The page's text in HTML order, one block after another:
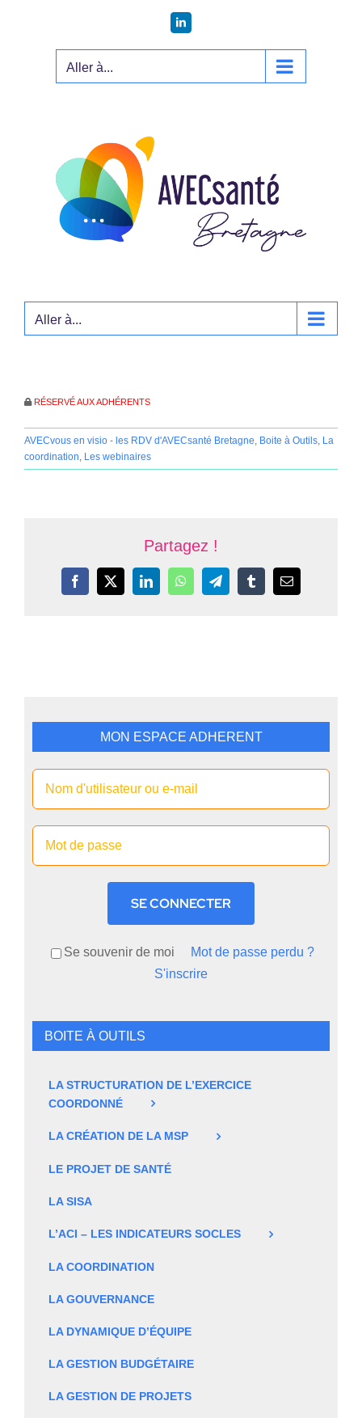
LinkedIn
Aller à...
Aller à...
RÉSERVÉ AUX ADHÉRENTS
AVECvous en visio - les RDV d'AVECsanté Bretagne, Boite à Outils, La
coordination, Les webinaires
Partagez !
Facebook
X LinkedInWhatsAppTelegramTumblrEmail
MON ESPACE ADHERENT
SE CONNECTER
Se souvenir de moi
Mot de passe perdu ?
S'inscrire
BOITE À OUTILS
LA STRUCTURATION DE L’EXERCICE
COORDONNÉ
LA CRÉATION DE LA MSP
LE PROJET DE SANTÉ
LA SISA
L’ACI – LES INDICATEURS SOCLES
LA COORDINATION
LA GOUVERNANCE
LA DYNAMIQUE D’ÉQUIPE
LA GESTION BUDGÉTAIRE
LA GESTION DE PROJETS